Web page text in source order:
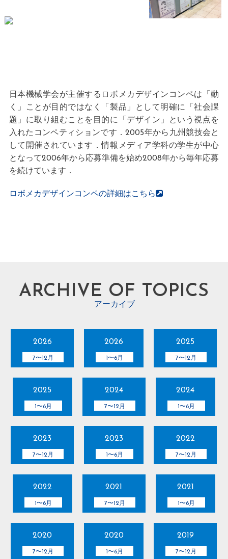
日本機械学会が主催するロボメカデザインコンペは「動
く」ことが目的ではなく「製品」として明確に「社会課
題」に取り組むことを目的に「デザイン」という視点を
入れたコンペティションです．2005年から九州競技会と
して開催されています．情報メディア学科の学生が中心
となって2006年から応募準備を始め2008年から毎年応募
を続けています．
ロボメカデザインコンペの詳細はこちら
ARCHIVE OF TOPICS
アーカイブ
2026
7〜12月
2026
1〜6月
2025
7〜12月
2025
1〜6月
2024
7〜12月
2024
1〜6月
2023
7〜12月
2023
1〜6月
2022
7〜12月
2022
1〜6月
2021
7〜12月
2021
1〜6月
2020
7〜12月
2020
1〜6月
2019
7〜12月